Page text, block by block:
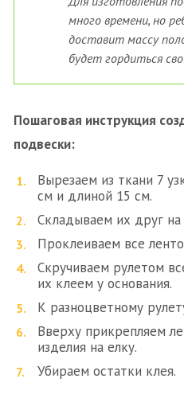
много времени, но
доставит массу
будет гордиться
Пошаговая инструкция
подвески:
Вырезаем из ткани 7
см и длиной 15 см.
Складываем их друг на
Проклеиваем все
Скручиваем рулетом
их клеем у основания.
К разноцветному
Вверху прикрепляем
изделия на елку.
Убираем остатки клея.